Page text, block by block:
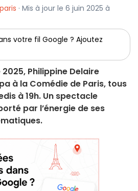
· Mis à jour le 6 juin 2025 à
votre fil Google ? Ajoutez
Philippine Delaire
à la Comédie de Paris, tous
à 19h. Un spectacle
par l’énergie de ses